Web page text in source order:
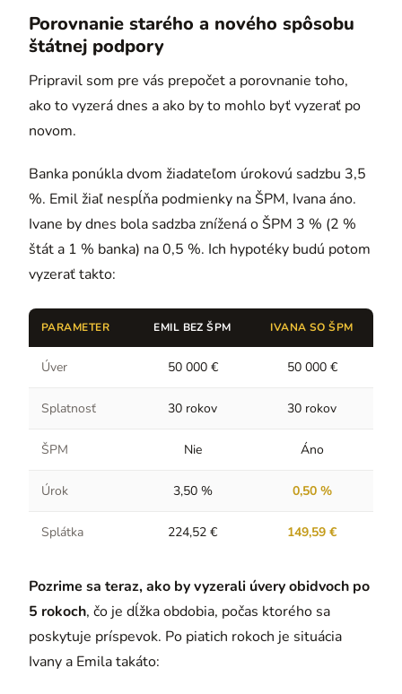
Porovnanie starého a nového spôsobu
štátnej podpory
Pripravil som pre vás prepočet a porovnanie toho,
ako to vyzerá dnes a ako by to mohlo byť vyzerať po
novom.
Banka ponúkla dvom žiadateľom úrokovú sadzbu 3,5
%. Emil žiaľ nespĺňa podmienky na ŠPM, Ivana áno.
Ivane by dnes bola sadzba znížená o ŠPM 3 % (2 %
štát a 1 % banka) na 0,5 %. Ich hypotéky budú potom
vyzerať takto:
PARAMETER EMIL BEZ ŠPM IVANA SO ŠPM
Úver 50 000 € 50 000 €
Splatnosť 30 rokov 30 rokov
ŠPM Nie Áno
Úrok 3,50 % 0,50 %
Splátka 224,52 € 149,59 €
Pozrime sa teraz, ako by vyzerali úvery obidvoch po
5 rokoch, čo je dĺžka obdobia, počas ktorého sa
poskytuje príspevok. Po piatich rokoch je situácia
Ivany a Emila takáto: